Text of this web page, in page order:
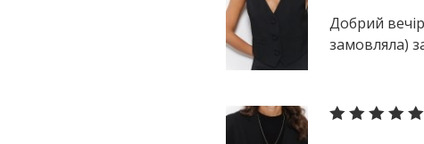
Добрий
замовляла)